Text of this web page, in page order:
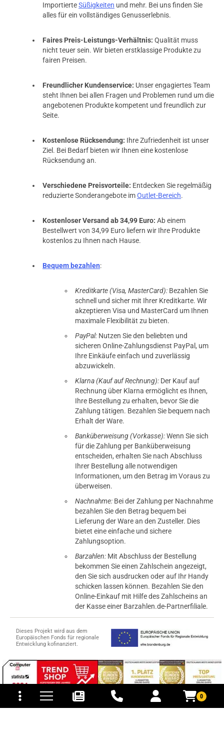
0
und Versandkosten
ImportierteSüßigkeiten und mehr. Bei uns finden Sie
alles für ein vollständiges Genusserlebnis.
Faires Preis-Leistungs-Verhältnis: Qualität muss
nicht teuer sein. Wir bieten erstklassige Produkte zu
fairen Preisen.
Freundlicher Kundenservice: Unser engagiertes Team
steht Ihnen bei allen Fragen und Problemen rund um die
angebotenen Produkte kompetent und freundlich zur
Seite.
Kostenlose Rücksendung: Ihre Zufriedenheit ist unser
Ziel. Bei Bedarf bieten wir Ihnen eine kostenlose
Rücksendung an.
Verschiedene Preisvorteile: Entdecken Sie regelmäßig
reduzierte Sonderangebote imOutlet-Bereich.
Kostenloser Versand ab 34,99 Euro: Ab einem
Bestellwert von 34,99 Euro liefern wir Ihre Produkte
kostenlos zu Ihnen nach Hause.
Bequem bezahlen:
Kreditkarte (Visa, MasterCard): Bezahlen Sie
schnell und sicher mit Ihrer Kreditkarte. Wir
akzeptieren Visa und MasterCard um Ihnen
maximale Flexibilität zu bieten.
PayPal: Nutzen Sie den beliebten und
sicheren Online-Zahlungsdienst PayPal, um
Ihre Einkäufe einfach und zuverlässig
abzuwickeln.
Klarna (Kauf auf Rechnung): Der Kauf auf
Rechnung über Klarna ermöglicht es Ihnen,
Ihre Bestellung zu erhalten, bevor Sie die
Zahlung tätigen. Bezahlen Sie bequem nach
Erhalt der Ware.
Banküberweisung (Vorkasse):Wenn Sie sich
für die Zahlung per Banküberweisung
entscheiden, erhalten Sie nach Abschluss
Ihrer Bestellung alle notwendigen
Informationen, um den Betrag im Voraus zu
überweisen.
Nachnahme: Bei der Zahlung per Nachnahme
bezahlen Sie den Betrag bequem bei
Lieferung der Ware an den Zusteller. Dies
bietet eine einfache und sichere
Zahlungsoption.
Barzahlen: Mit Abschluss der Bestellung
bekommen Sie einen Zahlschein angezeigt,
den Sie sich ausdrucken oder auf Ihr Handy
schicken lassen können. Bezahlen Sie den
Online-Einkauf mit Hilfe des Zahlscheins an
der Kasse einer Barzahlen.de-Partnerfiliale.
Dieses Projekt wird aus dem
Europäischen Fonds für regionale
Entwicklung kofinanziert.
© 2015-2026 PB-ViGoods GmbH